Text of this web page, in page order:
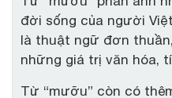
đời sống của người
là thuật ngữ đơn
những giá trị văn hóa,
Từ “mưỡu” còn có